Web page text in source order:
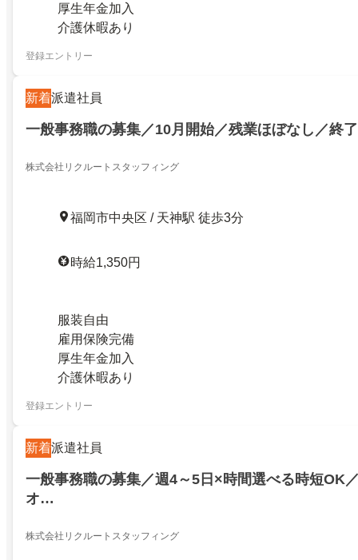
厚生年金加入
介護休暇あり
登録エントリー
新着派遣社員
一般事務職の募集／10月開始／残業ほぼなし／終
株式会社リクルートスタッフィング
福岡市中央区 / 天神駅 徒歩3分
時給1,350円
服装自由
雇用保険完備
厚生年金加入
介護休暇あり
登録エントリー
新着派遣社員
一般事務職の募集／週4～5日×時間選べる時短OK
オ…
株式会社リクルートスタッフィング